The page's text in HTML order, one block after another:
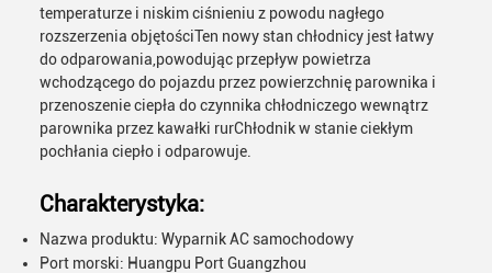
temperaturze i niskim ciśnieniu z powodu nagłego
rozszerzenia objętościTen nowy stan chłodnicy jest łatwy
do odparowania,powodując przepływ powietrza
wchodzącego do pojazdu przez powierzchnię parownika i
przenoszenie ciepła do czynnika chłodniczego wewnątrz
parownika przez kawałki rurChłodnik w stanie ciekłym
pochłania ciepło i odparowuje.
Charakterystyka:
Nazwa produktu: Wyparnik AC samochodowy
Port morski: Huangpu Port Guangzhou